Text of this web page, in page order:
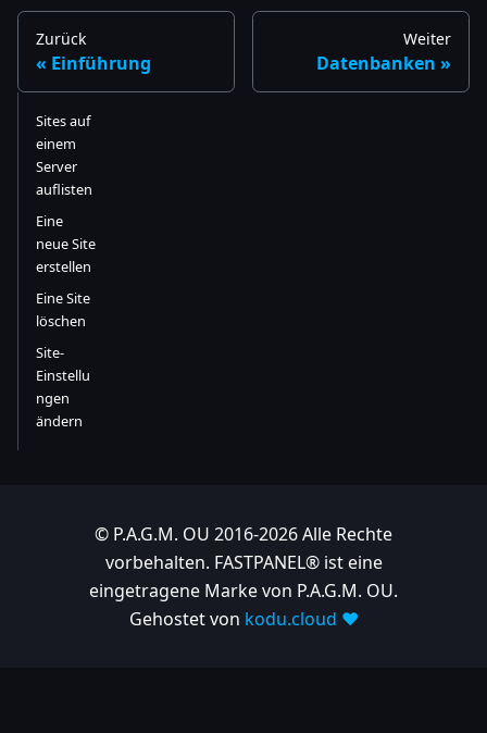
Zurück
Einführung
Weiter
Datenbanken
Sites auf
einem
Server
auflisten
Eine
neue Site
erstellen
Eine Site
löschen
Site-
Einstellu
ngen
ändern
© P.A.G.M. OU 2016-2026 Alle Rechte
vorbehalten. FASTPANEL® ist eine
eingetragene Marke von P.A.G.M. OU.
Gehostet von kodu.cloud ❤️